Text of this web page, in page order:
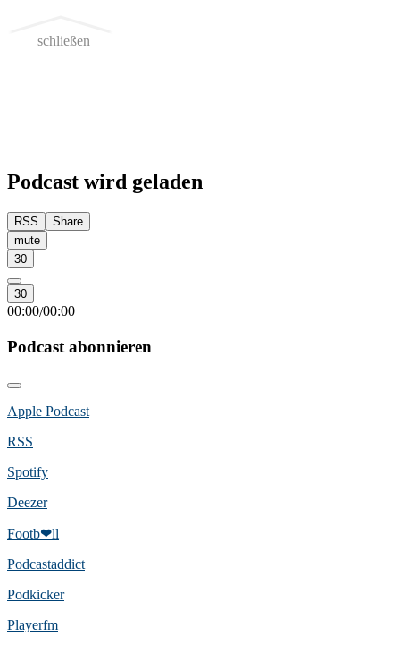
schließen
Podcast wird geladen
RSS
Share
mute
30
30
00:00/00:00
Podcast abonnieren
Apple Podcast
RSS
Spotify
Deezer
Footb❤ll
Podcast­addict
Podkicker
Playerfm